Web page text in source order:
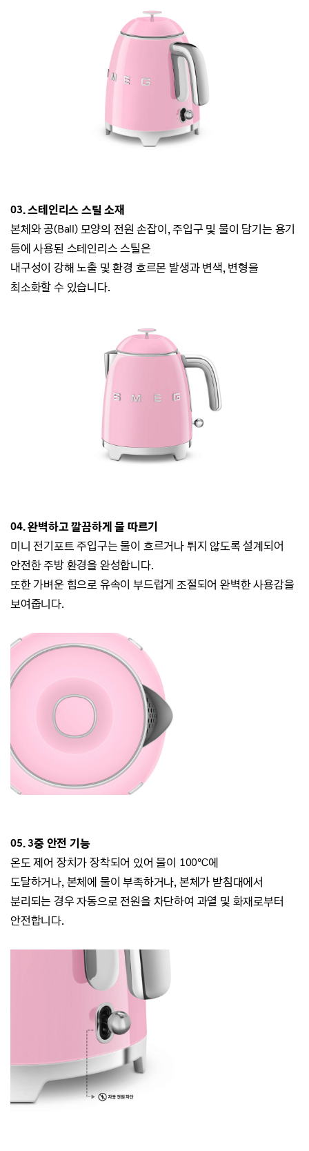
03. 스테인리스 스틸 소재
본체와 공(Ball) 모양의 전원 손잡이, 주입구 및 물이 담기는 용기
등에 사용된 스테인리스 스틸은
내구성이 강해 노출 및 환경 호르몬 발생과 변색, 변형을
최소화할 수 있습니다.
04. 완벽하고 깔끔하게 물 따르기
미니 전기포트 주입구는 물이 흐르거나 튀지 않도록 설계되어
안전한 주방 환경을 완성합니다.
또한 가벼운 힘으로 유속이 부드럽게 조절되어 완벽한 사용감을
보여줍니다.
05. 3중 안전 기능
온도 제어 장치가 장착되어 있어 물이 100℃에
도달하거나, 본체에 물이 부족하거나, 본체가 받침대에서
분리되는 경우 자동으로 전원을 차단하여 과열 및 화재로부터
안전합니다.